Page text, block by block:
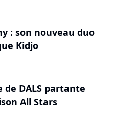
: son nouveau duo
Kidjo
de DALS partante
All Stars